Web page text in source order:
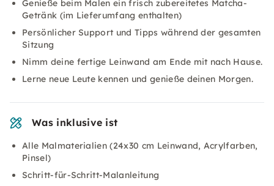
Genieße beim Malen ein frisch zubereitetes Matcha-
Getränk (im Lieferumfang enthalten)
Persönlicher Support und Tipps während der gesamten
Sitzung
Nimm deine fertige Leinwand am Ende mit nach Hause.
Lerne neue Leute kennen und genieße deinen Morgen.
Was inklusive ist
Alle Malmaterialien (24x30 cm Leinwand, Acrylfarben,
Pinsel)
Schritt-für-Schritt-Malanleitung